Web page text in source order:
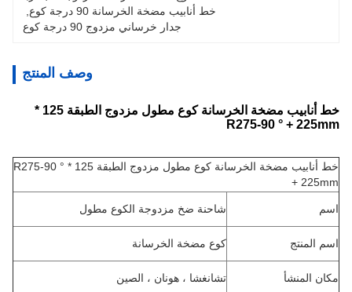
خط أنابيب مضخة الخرسانة 90 درجة كوع
جدار خرساني مزدوج 90 درجة كوع
وصف المنتج
خط أنابيب مضخة الخرسانة كوع مطول مزدوج الطبقة 125 *
R275-90 ° + 225mm
خط أنابيب مضخة الخرسانة كوع مطول مزدوج الطبقة 125 * R275-90 °
+ 225mm
اسم شاحنة ضخ مزدوجة الكوع مطول
اسم المنتج كوع مضخة الخرسانة
مكان المنشأ تشانغشا ، هونان ، الصين